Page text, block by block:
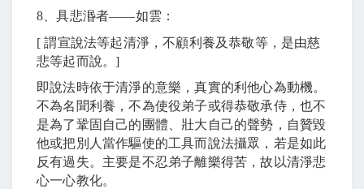
8 、具悲湣者――如雲：
[謂宣說法等起清淨，不顧利養及恭敬等，是由慈
悲等起而說。]
即說法時依于清淨的意樂，真實的利他心為動機。
不為名聞利養，不為使役弟子或得恭敬承侍，也不
是為了鞏固自己的團體、壯大自己的聲勢，自贊毀
他或把別人當作驅使的工具而說法攝眾，若是如此
反有過失。主要是不忍弟子離樂得苦，故以清淨悲
心一心教化。